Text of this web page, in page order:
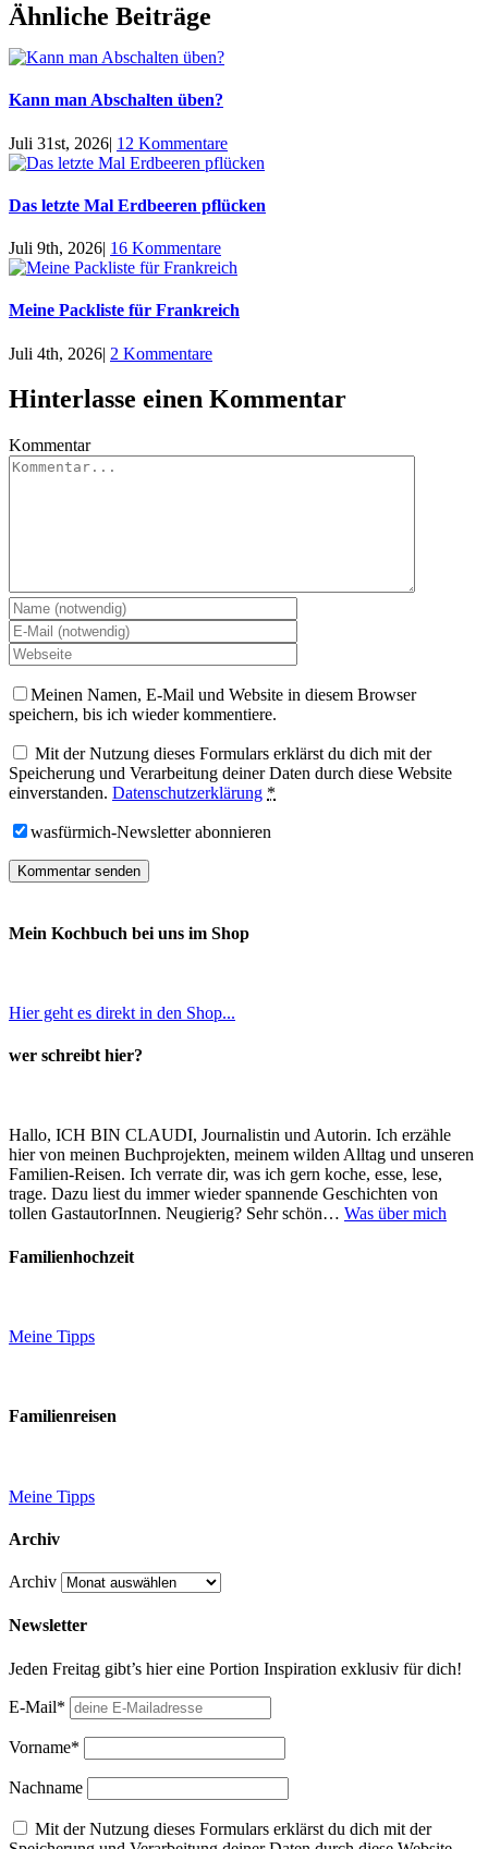
Ähnliche Beiträge
Kann man Abschalten üben?
Juli 31st, 2026| 12 Kommentare
Das letzte Mal Erdbeeren pflücken
Juli 9th, 2026| 16 Kommentare
Meine Packliste für Frankreich
Juli 4th, 2026| 2 Kommentare
Hinterlasse einen Kommentar
Kommentar
Meinen Namen, E-Mail und Website in diesem Browser
speichern, bis ich wieder kommentiere.
Mit der Nutzung dieses Formulars erklärst du dich mit der
Speicherung und Verarbeitung deiner Daten durch diese Website
einverstanden. Datenschutzerklärung *
wasfürmich-Newsletter abonnieren
Mein Kochbuch bei uns im Shop
Hier geht es direkt in den Shop...
wer schreibt hier?
Hallo, ICH BIN CLAUDI, Journalistin und Autorin. Ich erzähle
hier von meinen Buchprojekten, meinem wilden Alltag und unseren
Familien-Reisen. Ich verrate dir, was ich gern koche, esse, lese,
trage. Dazu liest du immer wieder spannende Geschichten von
tollen GastautorInnen. Neugierig? Sehr schön… Was über mich
Familienhochzeit
Meine Tipps
Familienreisen
Meine Tipps
Archiv
Archiv
Newsletter
Jeden Freitag gibt’s hier eine Portion Inspiration exklusiv für dich!
E-Mail*
Vorname*
Nachname
Mit der Nutzung dieses Formulars erklärst du dich mit der